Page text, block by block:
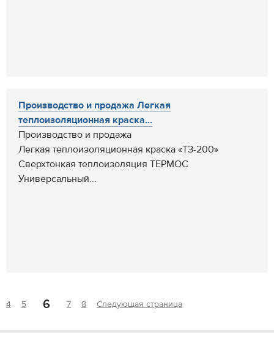
Производство и продажа Легкая
теплоизоляционная краска...
Производство и продажа
Легкая теплоизоляционная краска «ТЗ-200»
Сверхтонкая теплоизоляция ТЕРМОС
Универсальный...
4 5 6 7 8 Следующая страница